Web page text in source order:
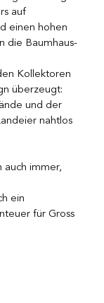
auf
einen hohen
die Baumhaus-
Kollektoren
überzeugt:
und der
nahtlos
auch immer,
ein
für Gross